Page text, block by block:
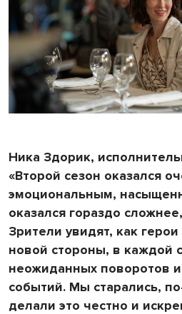
Ника Здорик,
«Второй сезон оказался
эмоциональным,
оказался гораздо
Зрители увидят, как
новой стороны, в каждой
неожиданных поворотов
событий. Мы старались,
делали это честно и